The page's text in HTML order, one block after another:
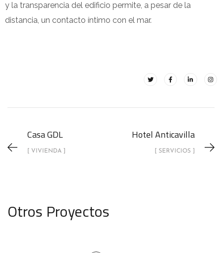
y la transparencia del edificio permite, a pesar de la
distancia, un contacto íntimo con el mar.
Casa GDL
[ VIVIENDA ]
Hotel Anticavilla
[ SERVICIOS ]
Otros Proyectos